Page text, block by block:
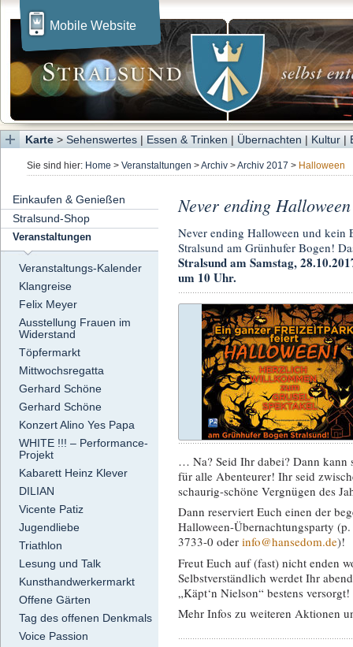
Mobile Website
Karte > Sehenswertes | Essen & Trinken | Übernachten | Kultur |
Sie sind hier: Home > Veranstaltungen >Archiv >Archiv 2017 > Halloween
Einkaufen & Genießen
Stralsund-Shop
Veranstaltungen
Veranstaltungs-Kalender
Klangreise
Felix Meyer
Ausstellung Frauen im
Widerstand
Töpfermarkt
Mittwochsregatta
Gerhard Schöne
Gerhard Schöne
Konzert Alino Yes Papa
WHITE !!! – Performance-
Projekt
Kabarett Heinz Klever
DILIAN
Vicente Patiz
Jugendliebe
Triathlon
Lesung und Talk
Kunsthandwerkermarkt
Offene Gärten
Tag des offenen Denkmals
Voice Passion
Never ending
Never ending Halloween und kein
Stralsund am Grünhufer Bogen!
Stralsund am Samstag,
um 10 Uhr.
… Na? Seid Ihr dabei? Dann kann
für alle Abenteurer! Ihr seid
schaurig-schöne Vergnügen des
Dann reserviert Euch einen der
Halloween-Übernachtungsparty
3733-0 oder info@hansedom.de)!
Freut Euch auf (fast) nicht enden
Selbstverständlich werdet Ihr
„Käpt‘n Nielson“ bestens versorgt!
Mehr Infos zu weiteren Aktionen